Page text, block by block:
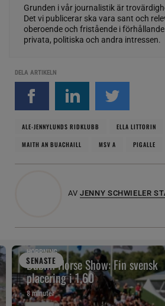
Grunden i vår journalistik är
Det vi publicerar ska vara sant och
oberoende och fristående i
privata, politiska och andra intressen.
DELA ARTIKELN
ALE-JENNYLUNDS RIDKLUBB ELLA LITTORIN
MAITH AN BUACHAILL
MSV A PIGALLE
AV JENNY SCHWIELER
SENASTE
HOPPNING
Dublin Horse Show: Fin svensk
placering i 1,60
8 minuter